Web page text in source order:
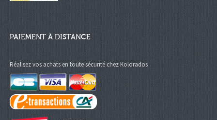
PAIEMENT À DISTANCE
Réalisez vos achats en toute sécurité chez Kolorados